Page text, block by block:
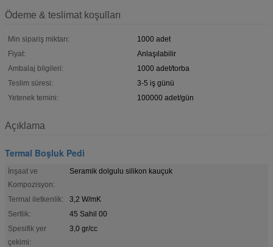
Ödeme & teslimat koşulları
Min sipariş miktarı:
1000 adet
Fiyat:
Anlaşılabilir
Ambalaj bilgileri:
1000 adet/torba
Teslim süresi:
3-5 iş günü
Yetenek temini:
100000 adet/gün
Açıklama
Termal Boşluk Pedi
İnşaat ve
Kompozisyon:
Seramik dolgulu silikon kauçuk
Termal iletkenlik:
3,2 W/mK
Sertlik:
45 Sahil 00
Spesifik yer
çekimi:
3,0 gr/cc